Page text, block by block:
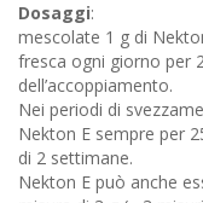
Dosaggi:
mescolate 1 g di
fresca ogni giorno per
dell’accoppiamento.
Nei periodi di
Nekton E sempre per
di 2 settimane.
Nekton E può anche